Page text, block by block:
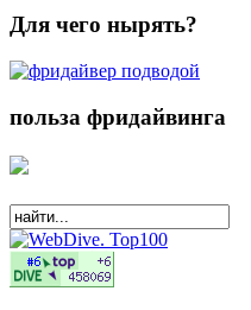
Для чего нырять?
польза фридайвинга